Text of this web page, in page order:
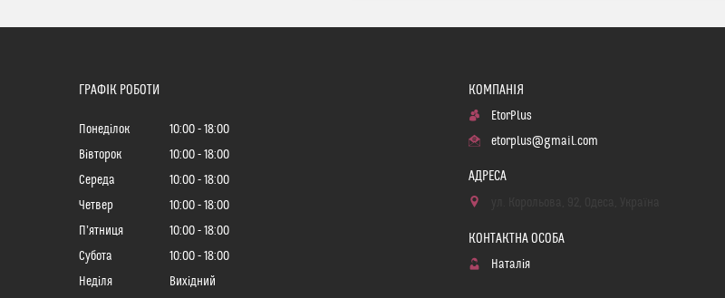
ГРАФІК РОБОТИ
Понеділок 10:00
18:00
Вівторок
10:00
18:00
Середа
10:00
18:00
Четвер
10:00
18:00
Пʼятниця
10:00
18:00
Субота
10:00
18:00
Неділя
Вихідний
EtorPlus
etorplus@gmail.com
Наталія